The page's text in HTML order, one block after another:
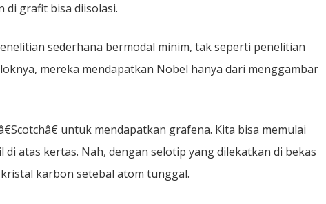
di grafit bisa diisolasi.
sederhana bermodal minim, tak seperti penelitian
mereka mendapatkan Nobel hanya dari menggambar
untuk mendapatkan grafena. Kita bisa memulai
atas kertas. Nah, dengan selotip yang dilekatkan di bekas
karbon setebal atom tunggal.